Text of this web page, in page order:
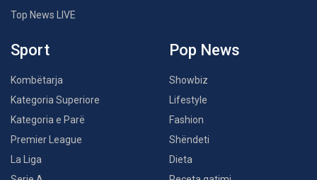
Top News LIVE
Sport
Kombëtarja
Kategoria Superiore
Kategoria e Parë
Premier League
La Liga
Pop News
Showbiz
Lifestyle
Fashion
Shëndeti
Dieta